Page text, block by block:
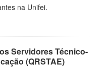
na Unifei.
Servidores Técnico-
(QRSTAE)